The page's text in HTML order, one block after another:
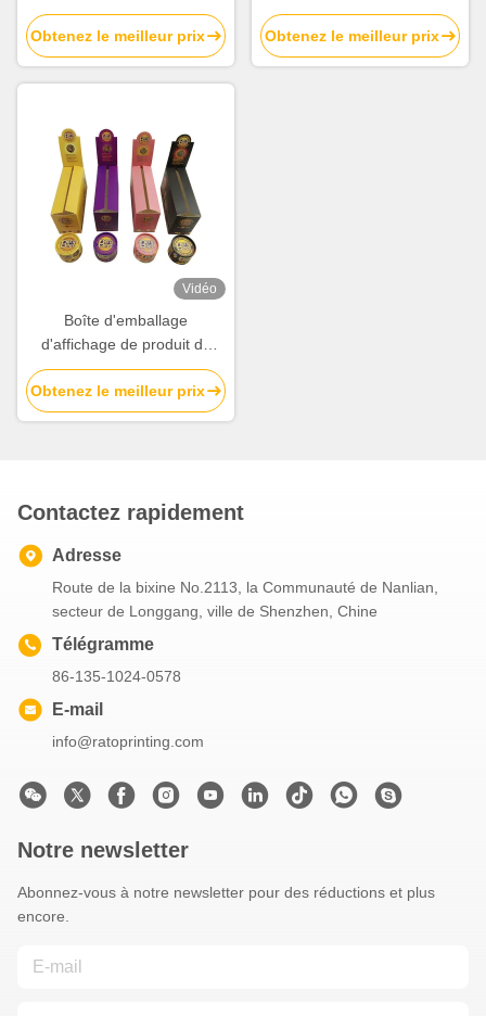
logo d'estampage
d'aluminium argenté en relief
Obtenez le meilleur prix
en papier imprimé en gros à
vendre
Obtenez le meilleur prix
Vidéo
Boîte d'emballage
d'affichage de produit de
papier bon marché faite sur
commande avec l'impression
polychrome
Obtenez le meilleur prix
Contactez rapidement
Adresse
Route de la bixine No.2113, la Communauté de Nanlian,
secteur de Longgang, ville de Shenzhen, Chine
Télégramme
86-135-1024-0578
E-mail
info@ratoprinting.com
Notre newsletter
Abonnez-vous à notre newsletter pour des réductions et plus
encore.